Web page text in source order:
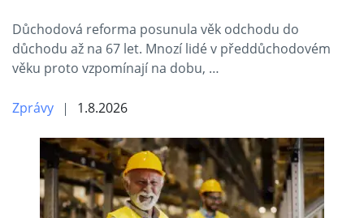
Důchodová reforma posunula věk odchodu do
důchodu až na 67 let. Mnozí lidé v předdůchodovém
věku proto vzpomínají na dobu, …
Zprávy 1.8.2026